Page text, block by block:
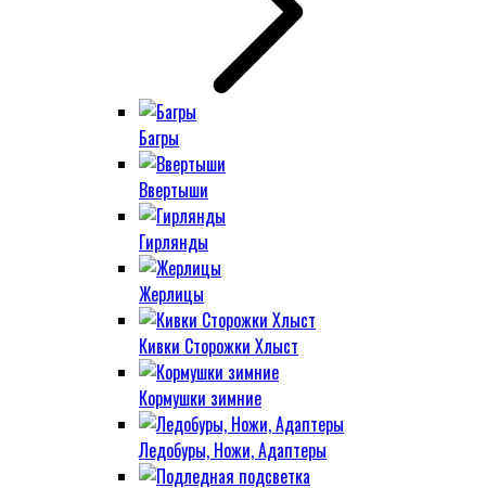
Багры
Ввертыши
Гирлянды
Жерлицы
Кивки Сторожки Хлыст
Кормушки зимние
Ледобуры, Ножи, Адаптеры